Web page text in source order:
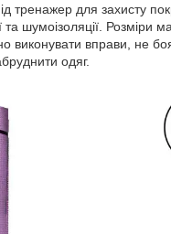
тренажер для захисту
та шумоізоляції. Розміри
виконувати вправи, не
одяг.